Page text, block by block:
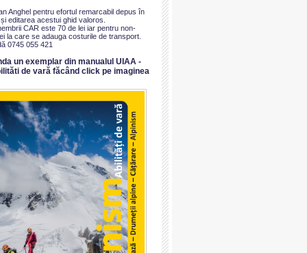
Anghel pentru efortul remarcabil depus în
editarea acestui ghid valoros.
CAR este 70 de lei iar pentru non-
la care se adauga costurile de transport.
0745 055 421
un exemplar din manualul UIAA -
de vară făcând click pe imaginea